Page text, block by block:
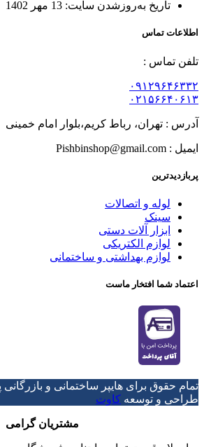
تاریخ به‌روزشدن سایت: 13 مهر 1402
اطلاعات تماس
تلفن تماس :
۰۹۱۲۹۶۴۶۳۳۲
۰۲۱۵۶۶۴۰۶۱۳
آدرس : تهران، رباط کریم،بلوار امام خمینی
ایمیل : Pishbinshop@gmail.com
پربازدیدترین
لوله و اتصالات
سینک
ابزار آلات دستی
لوازم الکتریکی
لوازم بهداشتی و ساختمانی
اعتماد شما افتخار ماست
تمام حقوق برای هایپر ساختمانی و
طراحی و توسعه کاوت
مشتریان گرامی